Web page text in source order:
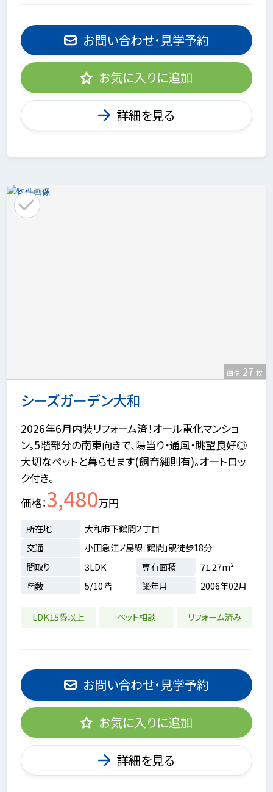
お問い合わせ・見学予約
お気に入りに追加
詳細を見る
シーズガーデン大和
画像 27 枚
2026年6月内装リフォーム済！オール電化マンショ
ン。5階部分の南東向きで、陽当り・通風・眺望良好◎
大切なペットと暮らせます(飼育細則有)。オートロッ
ク付き。
価格 3,480万円
所在地
大和市下鶴間２丁目
交通
小田急江ノ島線「鶴間」駅徒歩18分
間取り
3LDK 専有面積
71.27m²
階数
5/10階 築年月 2006年02月
LDK15畳以上 ペット相談 リフォーム済み
お問い合わせ・見学予約
お気に入りに追加
詳細を見る